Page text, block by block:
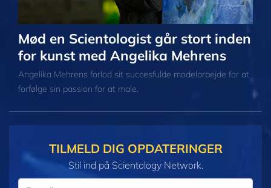
Mød en Scientologist går stort inden
for kunst med Angelika Mehrens
Angelika Mehrens forlod sit succesfulde modelarbejde for at
forfølge sin passion for at male.
TILMELD DIG OPDATERINGER
Stil ind på Scientology Network.